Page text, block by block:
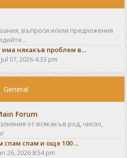
въпроси и/или предложения
има някакъв проблем в…
07, 2026 4:33 pm
General
Forum
от всякакъв род, число,
спам спам и още 100 …
26, 2026 8:54 pm